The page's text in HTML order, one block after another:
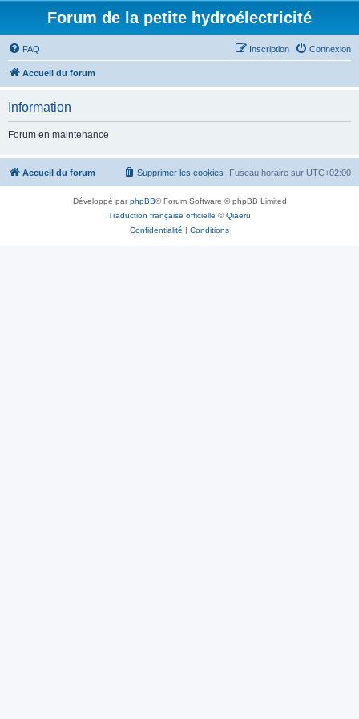
Forum de la petite hydroélectricité
FAQ Connexion
Inscription
Accueil du forum
Information
Forum en maintenance
Accueil du forum Fuseau horaire sur UTC+02:00
Supprimer les cookies
Développé parphpBB® Forum Software © phpBB Limited
Traduction française officielle ©Qiaeru
Confidentialité | Conditions